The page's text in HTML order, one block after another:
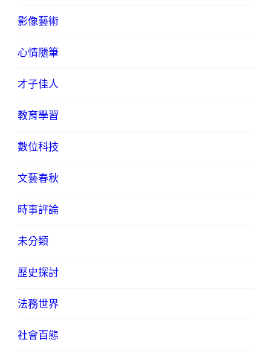
影像藝術
心情隨筆
才子佳人
教育學習
數位科技
文藝春秋
時事評論
未分類
歷史探討
法務世界
社會百態